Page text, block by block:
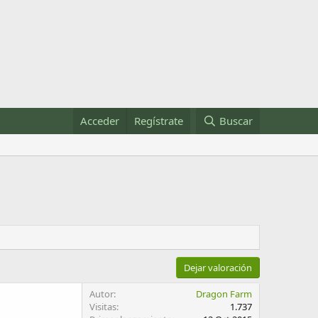
Acceder Regístrate Buscar
Dejar valoración
Autor
Dragon Farm
Visitas
1.737